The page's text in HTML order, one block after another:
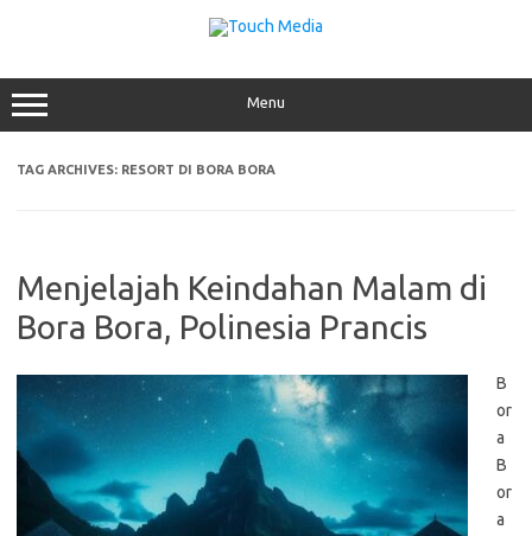
Menu
TAG ARCHIVES: RESORT DI BORA BORA
Menjelajah Keindahan Malam di
Bora Bora, Polinesia Prancis
B
or
a
B
or
a